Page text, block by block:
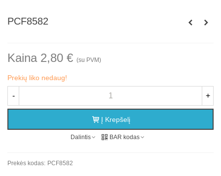
PCF8582
Kaina 2,80 € (su PVM)
Prekių liko nedaug!
- +
Į Krepšelį
Dalintis BAR kodas
Prekės kodas: PCF8582